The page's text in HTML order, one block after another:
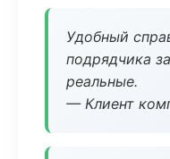
Удобный
подрядчика
реальные.
— Клиент